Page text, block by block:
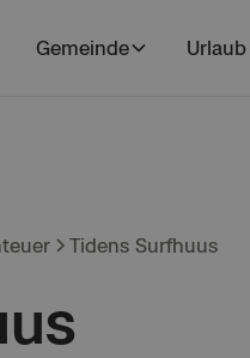
Gemeinde
Tidens Surfhuus